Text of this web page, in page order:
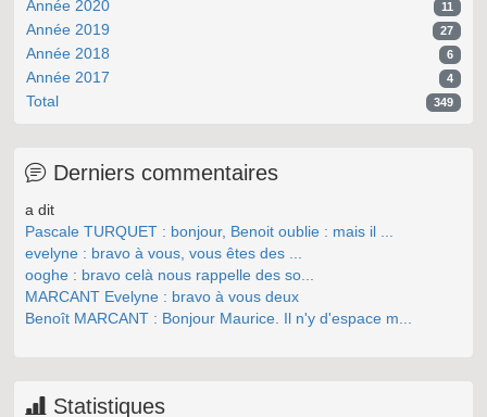
Année 2020 11
Année 2019 27
Année 2018 6
Année 2017 4
Total 349
Derniers commentaires
a dit
Pascale TURQUET : bonjour, Benoit oublie : mais il ...
evelyne : bravo à vous, vous êtes des ...
ooghe : bravo celà nous rappelle des so...
MARCANT Evelyne : bravo à vous deux
Benoît MARCANT : Bonjour Maurice. Il n'y d'espace m...
Statistiques